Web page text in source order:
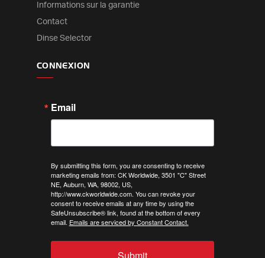
Informations sur la garantie
Contact
Dinse Selector
CONNEXION
Email
By submitting this form, you are consenting to receive
marketing emails from: CK Worldwide, 3501 "C" Street
NE, Auburn, WA, 98002, US,
http://www.ckworldwide.com. You can revoke your
consent to receive emails at any time by using the
SafeUnsubscribe® link, found at the bottom of every
email. Emails are serviced by Constant Contact.